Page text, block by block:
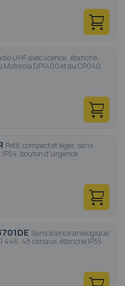
UHF avec licence , étanche
Motorola DP1400 et du CP040
Petit, compact et léger, sans
IP54, bouton d'urgence
Sans licence analogique
446, 48 canaux, étanche IP55